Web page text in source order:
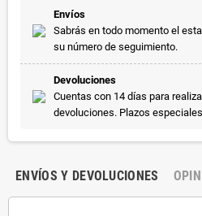
Envíos
Sabrás en todo momento el
su número de seguimiento.
Devoluciones
Cuentas con 14 días para
devoluciones. Plazos
ENVÍOS Y DEVOLUCIONES